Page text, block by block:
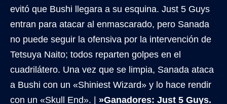
evitó que Bushi llegara a su esquina. Just 5 Guys
entran para atacar al enmascarado, pero Sanada
no puede seguir la ofensiva por la intervención de
Tetsuya Naito; todos reparten golpes en el
cuadrilátero. Una vez que se limpia, Sanada ataca
a Bushi con un «Shiniest Wizard» y lo hace rendir
con un «Skull End». | »Ganadores: Just 5 Guys.